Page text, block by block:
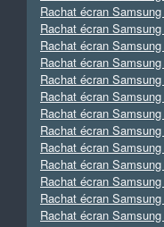
Rachat écran
Rachat écran
Rachat écran
Rachat écran
Rachat écran
Rachat écran
Rachat écran
Rachat écran
Rachat écran
Rachat écran
Rachat écran
Rachat écran
Rachat écran